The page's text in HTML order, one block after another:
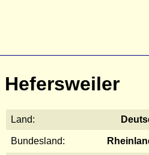
Hefersweiler
Land:
Bundesland: